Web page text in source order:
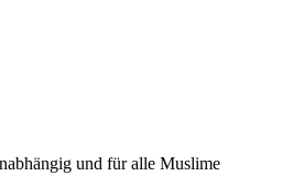
und für alle Muslime